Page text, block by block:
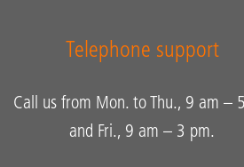
Telephone support
Call us from Mon. to Thu., 9 am –
and Fri., 9 am – 3 pm.